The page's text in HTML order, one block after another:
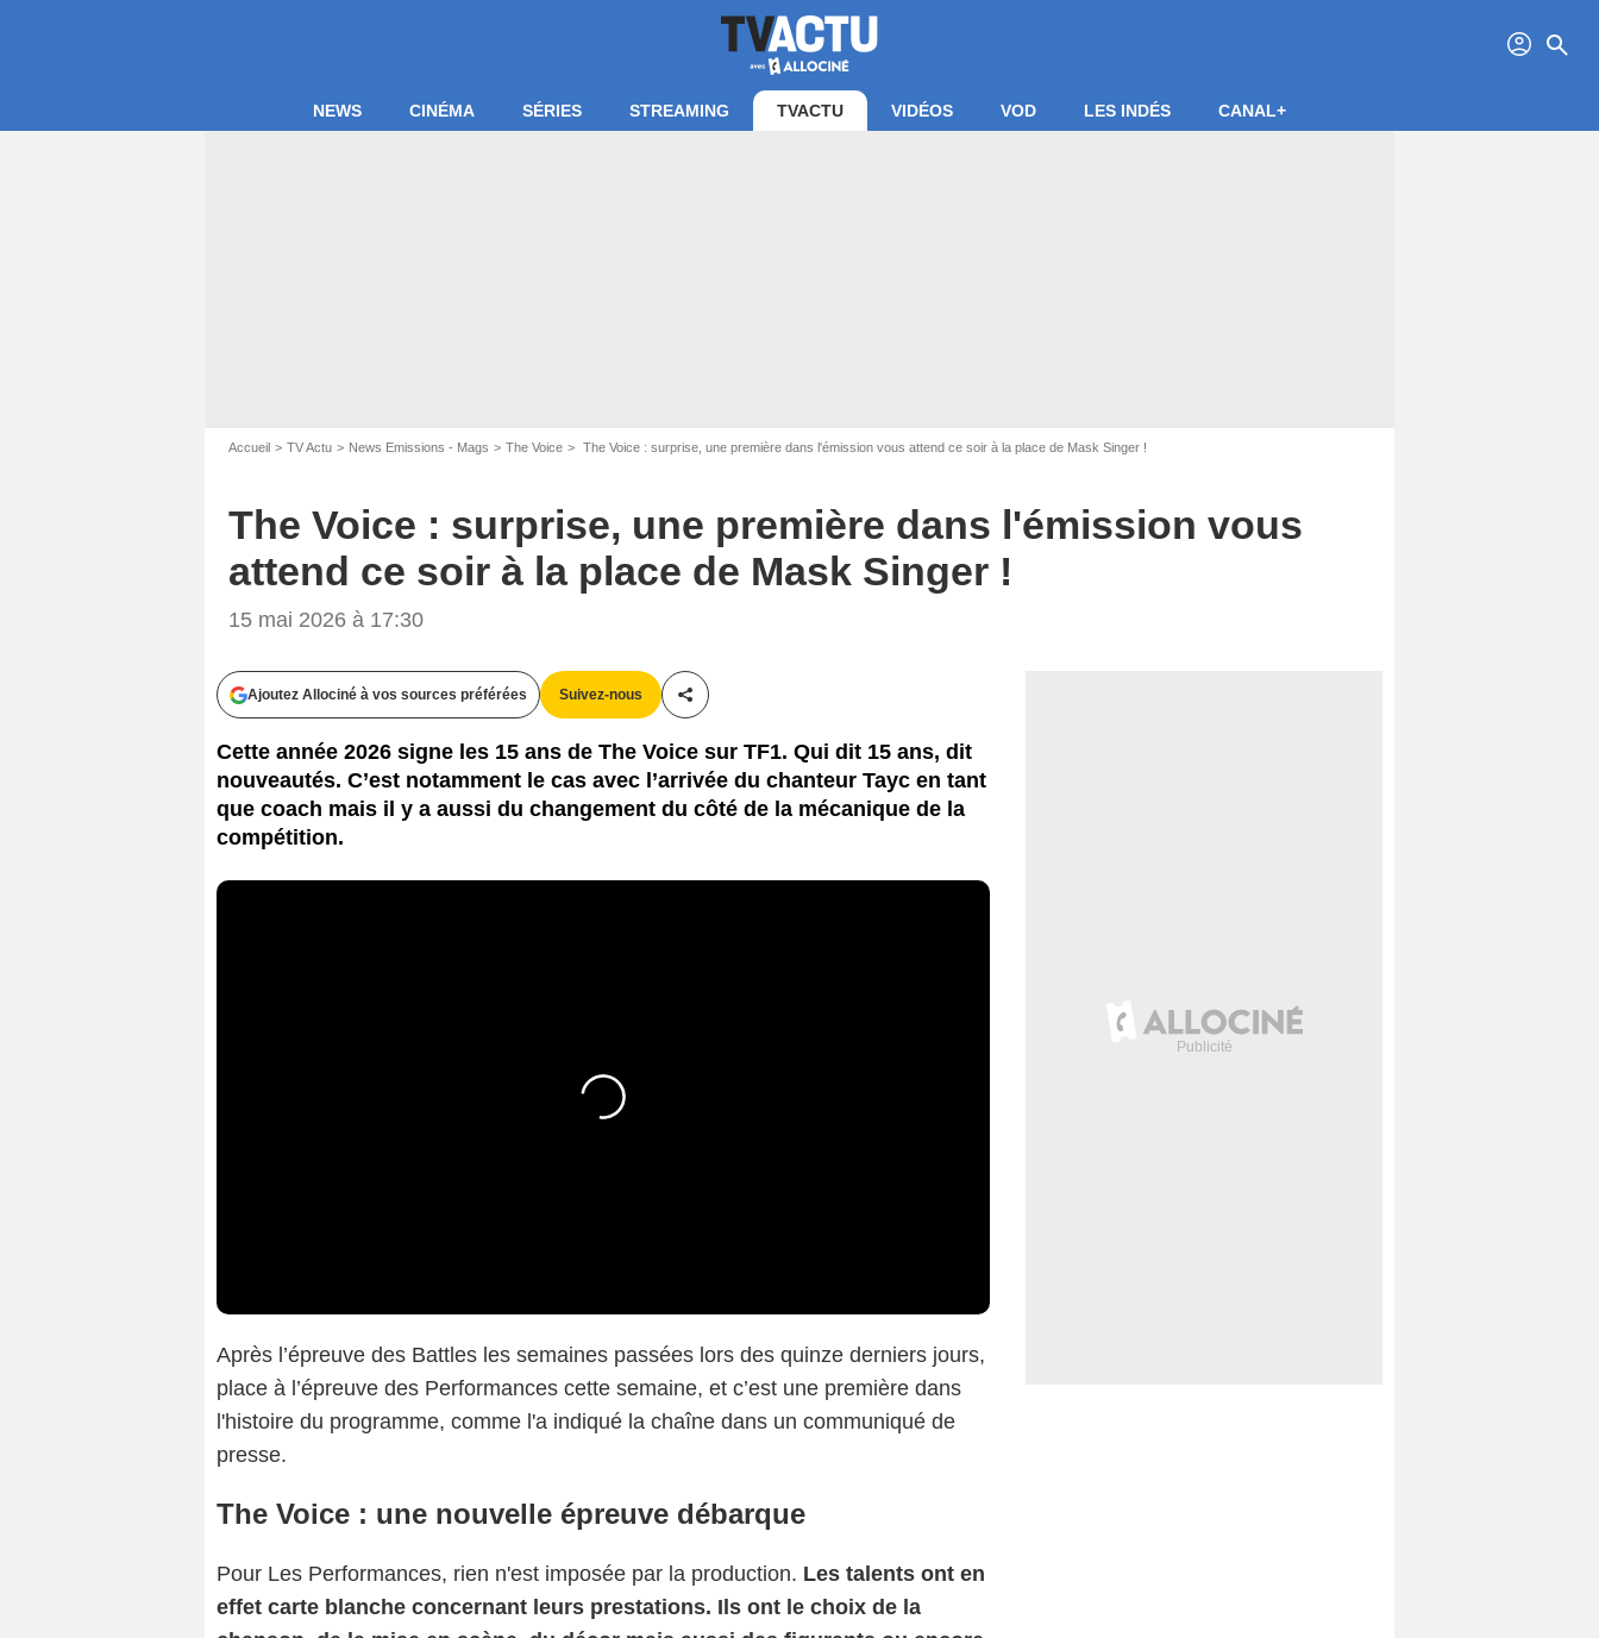
profil search
NEWS CINÉMA SÉRIES STREAMING TVACTU VIDÉOS VOD LES INDÉS CANAL+
Accueil TV Actu News Emissions - Mags The Voice The Voice : surprise, une première dans l'émission vous attend ce soir à la place de Mask Singer !
The Voice : surprise, une première dans l'émission vous
attend ce soir à la place de Mask Singer !
15 mai 2026 à 17:30
Ajoutez Allociné à vos sources préférées Suivez-nous
Partager cet article
Cette année 2026 signe les 15 ans de The Voice sur TF1. Qui dit 15 ans, dit
nouveautés. C’est notamment le cas avec l’arrivée du chanteur Tayc en tant
que coach mais il y a aussi du changement du côté de la mécanique de la
compétition.
Après l’épreuve des Battles les semaines passées lors des quinze derniers jours,
place à l’épreuve des Performances cette semaine, et c’est une première dans
l'histoire du programme, comme l'a indiqué la chaîne dans un communiqué de
presse.
The Voice : une nouvelle épreuve débarque
Pour Les Performances, rien n'est imposée par la production. Les talents ont en
effet carte blanche concernant leurs prestations. Ils ont le choix de la